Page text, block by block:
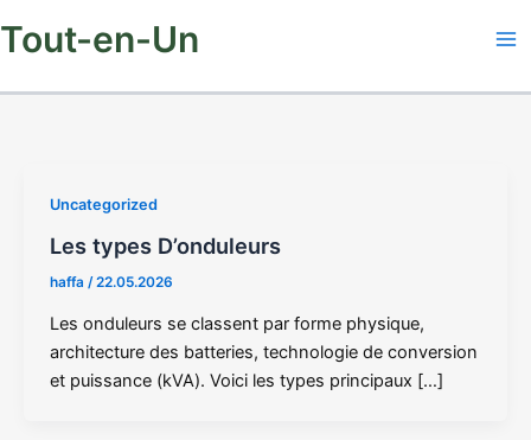
Tout-en-Un
Uncategorized
Les types D’onduleurs
haffa /22.05.2026
Les onduleurs se classent par forme physique,
architecture des batteries, technologie de conversion
et puissance (kVA). Voici les types principaux […]